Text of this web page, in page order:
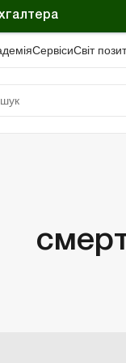
СервісиСвiт